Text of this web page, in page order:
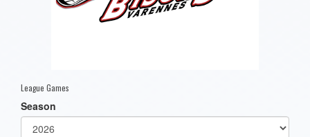
League Games
Season